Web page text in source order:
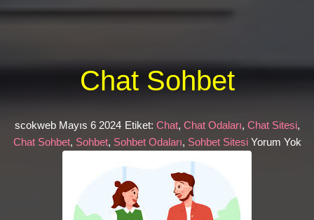
Chat Sohbet
scokweb Mayıs 6 2024 Etiket: Chat, Chat Odaları, Chat Sitesi,
Chat Sohbet, Sohbet, Sohbet Odaları, Sohbet Sitesi Yorum Yok